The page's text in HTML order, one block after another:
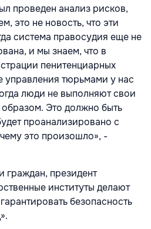
проведен анализ рисков,
это не новость, что эти
система правосудия еще не
и мы знаем, что в
пенитенциарных
управления тюрьмами у нас
люди не выполняют свои
Это должно быть
проанализировано с
это произошло», -
граждан, президент
институты делают
безопасность